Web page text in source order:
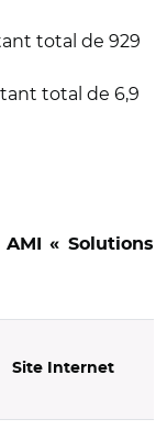
total de 929
total de 6,9
AMI « Solutions
Site Internet